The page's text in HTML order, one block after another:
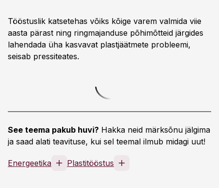
Tööstuslik katsetehas võiks kõige varem valmida viie
aasta pärast ning ringmajanduse põhimõtteid järgides
lahendada üha kasvavat plastjäätmete probleemi,
seisab pressiteates.
See teema pakub huvi? Hakka neid märksõnu jälgima
ja saad alati teavituse, kui sel teemal ilmub midagi uut!
Energeetika Plastitööstus